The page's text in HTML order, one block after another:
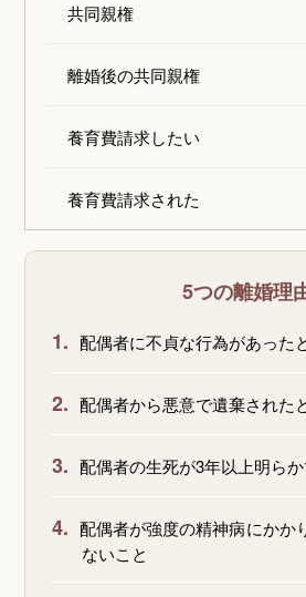
共同親権
離婚後の共同親権
養育費請求したい
養育費請求された
5つの離婚理
1. 配偶者に不貞な行為があった
2. 配偶者から悪意で遺棄された
3. 配偶者の生死が3年以上明ら
4. 配偶者が強度の精神病にかか
ないこと